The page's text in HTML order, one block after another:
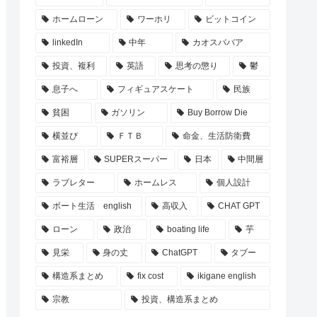
ホームローン ワーホリ ビットコイン
linkedIn 中年 カオスババア
投資、複利 英語 思考の懲り 鬱
息子へ フィギュアスケート 民族
貧困 ガソリン Buy Borrow Die
横並び ＦＴＢ 命金、生活防衛費
富裕層 SUPERスーパー 日本 中間層
ラブレター ホームレス 個人設計
ボート生活 english 高収入 CHAT GPT
ローン 政治 boating life 芋
見栄 身の丈 ChatGPT タブー
構造系まとめ fix cost ikigane english
宗教 投資、構造系まとめ